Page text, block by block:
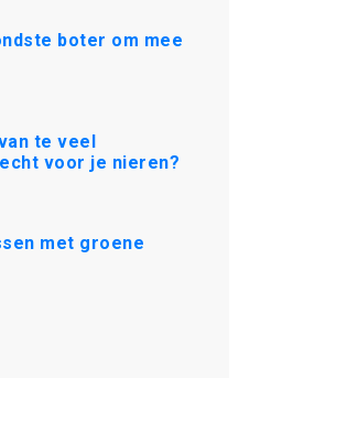
boter om mee
te veel
voor je nieren?
met groene